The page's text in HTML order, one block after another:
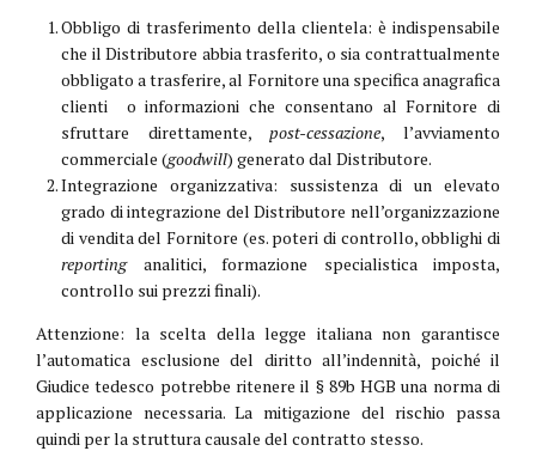
Obbligo di trasferimento della clientela: è indispensabile
che il Distributore abbia trasferito, o sia contrattualmente
obbligato a trasferire, al Fornitore una specifica anagrafica
clienti o informazioni che consentano al Fornitore di
sfruttare direttamente, post-cessazione, l’avviamento
commerciale (goodwill) generato dal Distributore.
Integrazione organizzativa: sussistenza di un elevato
grado di integrazione del Distributore nell’organizzazione
di vendita del Fornitore (es. poteri di controllo, obblighi di
reportinganalitici, formazione specialistica imposta,
controllo sui prezzi finali).
Attenzione: la scelta della legge italiana non garantisce
l’automatica esclusione del diritto all’indennità, poiché il
Giudice tedesco potrebbe ritenere il § 89b HGB una norma di
applicazione necessaria. La mitigazione del rischio passa
quindi per la struttura causale del contratto stesso.